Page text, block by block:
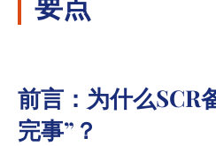
前言：为什么SCR
完事”？